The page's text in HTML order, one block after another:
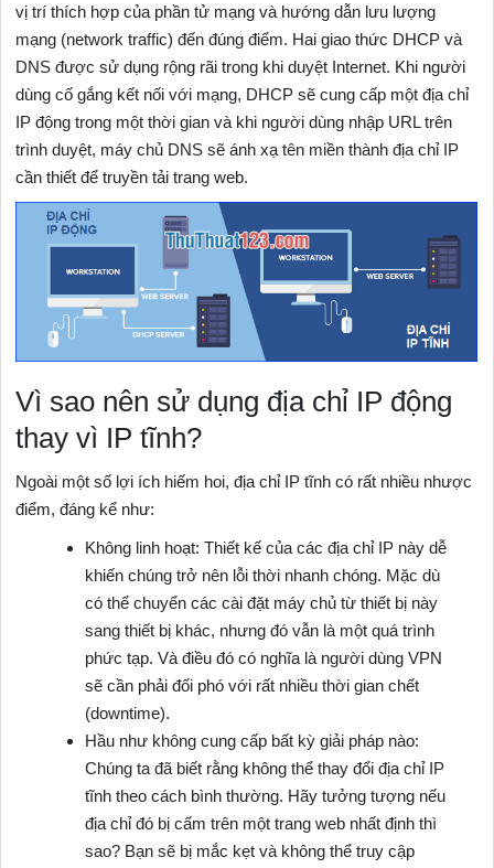
vị trí thích hợp của phần tử mạng và hướng dẫn lưu lượng
mạng (network traffic) đến đúng điểm. Hai giao thức DHCP và
DNS được sử dụng rộng rãi trong khi duyệt Internet. Khi người
dùng cố gắng kết nối với mạng, DHCP sẽ cung cấp một địa chỉ
IP động trong một thời gian và khi người dùng nhập URL trên
trình duyệt, máy chủ DNS sẽ ánh xạ tên miền thành địa chỉ IP
cần thiết để truyền tải trang web.
Vì sao nên sử dụng địa chỉ IP động
thay vì IP tĩnh?
Ngoài một số lợi ích hiếm hoi, địa chỉ IP tĩnh có rất nhiều nhược
điểm, đáng kể như:
Không linh hoạt: Thiết kế của các địa chỉ IP này dễ
khiến chúng trở nên lỗi thời nhanh chóng. Mặc dù
có thể chuyển các cài đặt máy chủ từ thiết bị này
sang thiết bị khác, nhưng đó vẫn là một quá trình
phức tạp. Và điều đó có nghĩa là người dùng VPN
sẽ cần phải đối phó với rất nhiều thời gian chết
(downtime).
Hầu như không cung cấp bất kỳ giải pháp nào:
Chúng ta đã biết rằng không thể thay đổi địa chỉ IP
tĩnh theo cách bình thường. Hãy tưởng tượng nếu
địa chỉ đó bị cấm trên một trang web nhất định thì
sao? Bạn sẽ bị mắc kẹt và không thể truy cập